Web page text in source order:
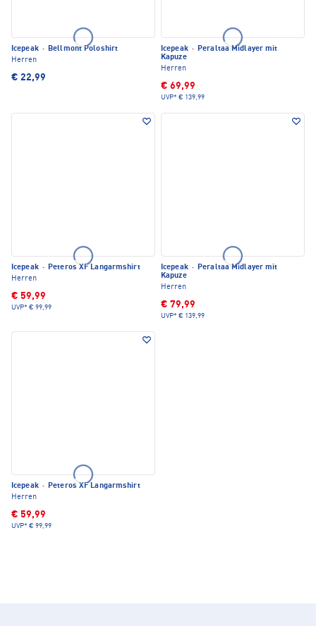
Icepeak · Bellmont Poloshirt
Herren
€ 22,99
Icepeak · Peraltaa Midlayer mit
Kapuze
Herren
€ 69,99
UVP* € 139,99
Icepeak · Peteros XF Langarmshirt
Herren
€ 59,99
UVP* € 99,99
Icepeak · Peraltaa Midlayer mit
Kapuze
Herren
€ 79,99
UVP* € 139,99
Icepeak · Peteros XF Langarmshirt
Herren
€ 59,99
UVP* € 99,99